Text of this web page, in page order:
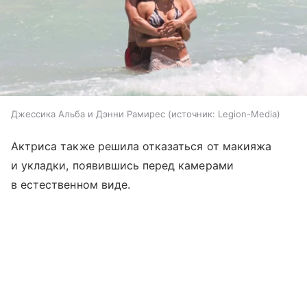
Джессика Альба и Дэнни Рамирес источник: Legion-Media
Актриса также решила отказаться от макияжа
и укладки, появившись перед камерами
в естественном виде.